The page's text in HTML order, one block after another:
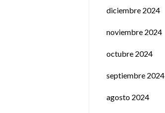
diciembre 2024
noviembre 2024
octubre 2024
septiembre 2024
agosto 2024